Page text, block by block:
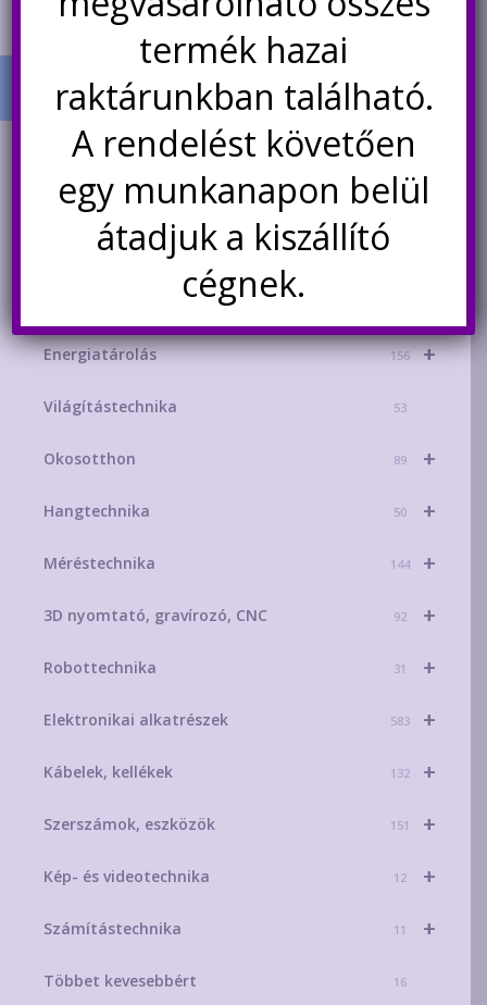
TERMÉK KATEGÓRIÁK
+
AKCIÓS TERMÉKEK 181
Mikrokontroller-technika
+
Energiatárolás 156
Világítástechnika 53
+
Okosotthon 89
+
Hangtechnika 50
+
Méréstechnika 144
+
3D nyomtató, gravírozó, CNC 92
+
Robottechnika 31
+
Elektronikai alkatrészek 583
+
Kábelek, kellékek 132
+
Szerszámok, eszközök 151
+
Kép- és videotechnika 12
+
Számítástechnika 11
Többet kevesebbért 16
termék hazai
raktárunkban található.
A rendelést követően
egy munkanapon belül
átadjuk a kiszállító
cégnek.